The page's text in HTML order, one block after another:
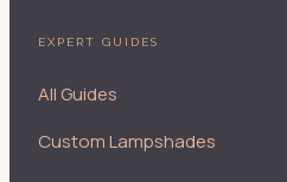
EXPERT GUIDES
All Guides
Custom Lampshades